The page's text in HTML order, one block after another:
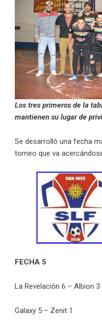
Los tres primeros de la
mantienen su lugar de
Se desarrolló una fecha
torneo que va
FECHA 5
La Revelación 6 – Albion 3
Galaxy 5 – Zenit 1